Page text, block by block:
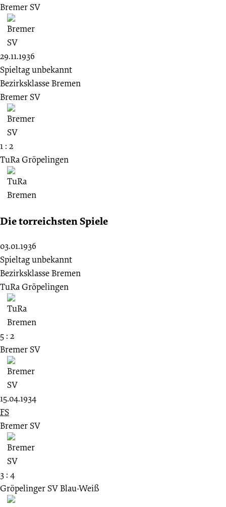
Bremer SV
29.11.1936
Spieltag unbekannt
Bezirksklasse Bremen
Bremer SV
1 : 2
TuRa Gröpelingen
Die torreichsten Spiele
03.01.1936
Spieltag unbekannt
Bezirksklasse Bremen
TuRa Gröpelingen
5 : 2
Bremer SV
15.04.1934
FS
Bremer SV
3 : 4
Gröpelinger SV Blau-Weiß